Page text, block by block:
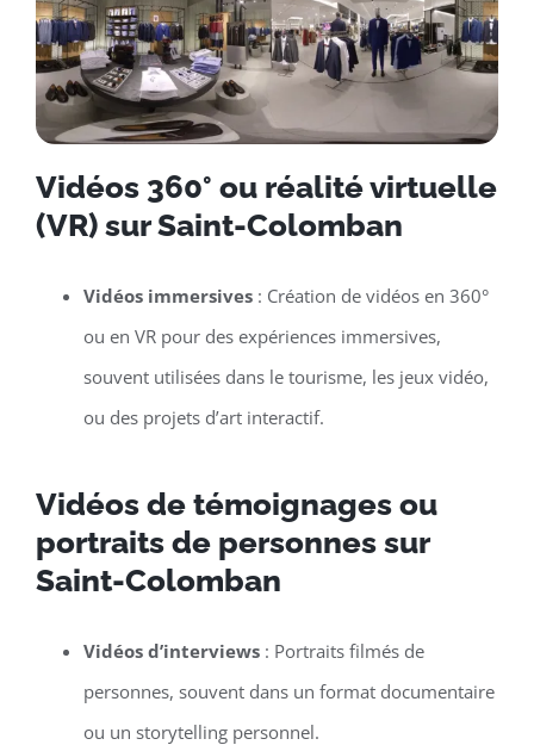
Vidéos 360° ou réalité virtuelle
(VR) sur Saint-Colomban
Vidéos immersives: Création de vidéos en 360°
ou en VR pour des expériences immersives,
souvent utilisées dans le tourisme, les jeux vidéo,
ou des projets d’art interactif.
Vidéos de témoignages ou
portraits de personnes sur
Saint-Colomban
Vidéos d’interviews: Portraits filmés de
personnes, souvent dans un format documentaire
ou un storytelling personnel.